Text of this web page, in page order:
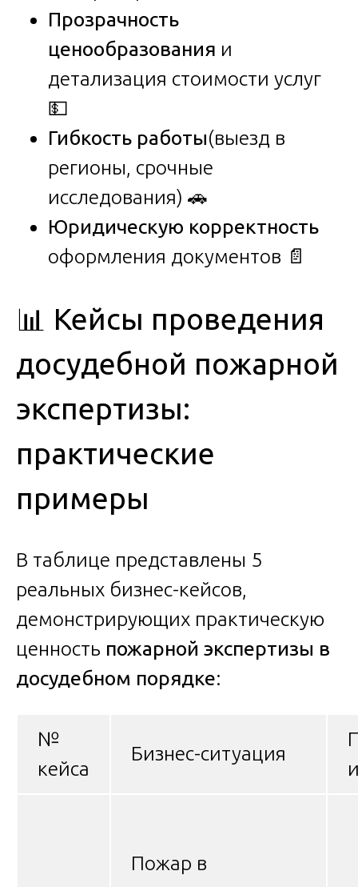
Прозрачность
ценообразования и
детализация стоимости услуг
💵
Гибкость работы(выезд в
регионы, срочные
исследования) 🚗
Юридическую корректность
оформления документов 📄
📊 Кейсы проведения
досудебной пожарной
экспертизы:
практические
примеры
В таблице представлены 5
реальных бизнес-кейсов,
демонстрирующих практическую
ценность пожарной экспертизы в
досудебном порядке:
№
кейса
Бизнес-ситуация
Пожар в